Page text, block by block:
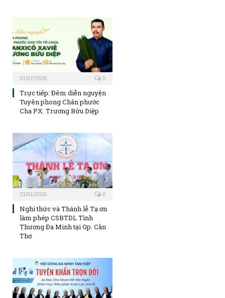
01/07/2026 0
Trực tiếp: Đêm diễn nguyện
Tuyên phong Chân phước
Cha PX. Trương Bửu Diệp
21/01/2026 0
Nghi thức và Thánh lễ Tạ ơn
làm phép CSBTDL Tình
Thương Đa Minh tại Gp. Cần
Thơ